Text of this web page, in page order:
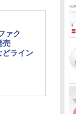
ァク
売
どライン